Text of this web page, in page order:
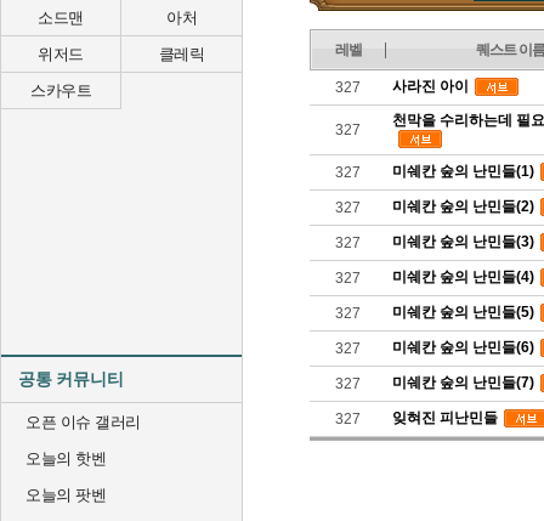
소드맨
아처
위저드
클레릭
스카우트
공통 커뮤니티
오픈 이슈 갤러리
오늘의 핫벤
오늘의 팟벤
레벨 퀘스트 이름
327 사라진 아이
327
천막을 수리하는데 필
327 미쉐칸 숲의 난민들(1)
327 미쉐칸 숲의 난민들(2)
327 미쉐칸 숲의 난민들(3)
327 미쉐칸 숲의 난민들(4)
327 미쉐칸 숲의 난민들(5)
327 미쉐칸 숲의 난민들(6)
327 미쉐칸 숲의 난민들(7)
327 잊혀진 피난민들